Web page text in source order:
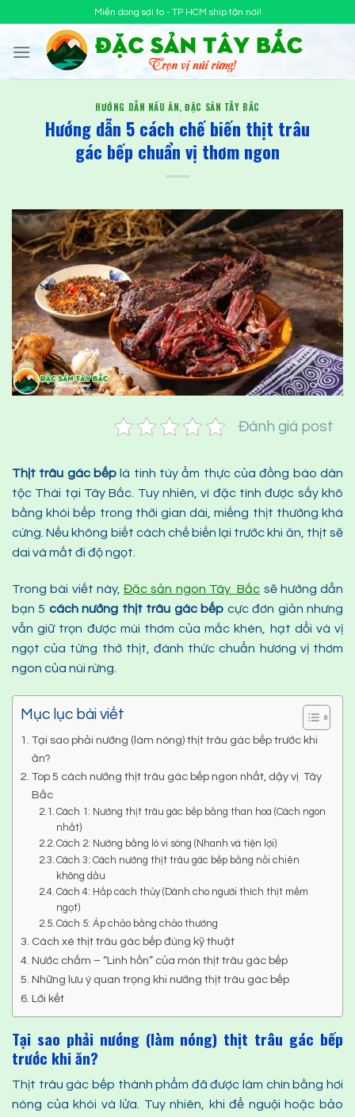
nội
Miến dong sợi to - TP HCM ship tận nơi!
HƯỚNG DẪN NẤU ĂN,ĐẶC SẢN TÂY BẮC
Hướng dẫn 5 cách chế biến thịt trâu
gác bếp chuẩn vị thơm ngon
Đánh giá post
Thịt trâu gác bếp là tinh túy ẩm thực của đồng bào dân
tộc Thái tại Tây Bắc. Tuy nhiên, vì đặc tính được sấy khô
bằng khói bếp trong thời gian dài, miếng thịt thường khá
cứng. Nếu không biết cách chế biến lại trước khi ăn, thịt sẽ
dai và mất đi độ ngọt.
Trong bài viết này, Đặc sản ngon Tây Bắc sẽ hướng dẫn
bạn 5 cách nướng thịt trâu gác bếp cực đơn giản nhưng
vẫn giữ trọn được mùi thơm của mắc khén, hạt dổi và vị
ngọt của từng thớ thịt, đánh thức chuẩn hương vị thơm
ngon của núi rừng.
Mục lục bài viết
Tại sao phải nướng (làm nóng) thịt trâu gác bếp trước khi
ăn?
Top 5 cách nướng thịt trâu gác bếp ngon nhất, dậy vị Tây
Bắc
Cách 1: Nướng thịt trâu gác bếp bằng than hoa (Cách ngon
nhất)
Cách 2: Nướng bằng lò vi sóng (Nhanh và tiện lợi)
Cách 3: Cách nướng thịt trâu gác bếp bằng nồi chiên
không dầu
Cách 4: Hấp cách thủy (Dành cho người thích thịt mềm
ngọt)
Cách 5: Áp chảo bằng chảo thường
Cách xé thịt trâu gác bếp đúng kỹ thuật
Nước chấm – “Linh hồn” của món thịt trâu gác bếp
Những lưu ý quan trọng khi nướng thịt trâu gác bếp
Lời kết
Tại sao phải nướng (làm nóng) thịt trâu gác bếp
trước khi ăn?
Thịt trâu gác bếp thành phẩm đã được làm chín bằng hơi
nóng của khói và lửa. Tuy nhiên, khi để nguội hoặc bảo